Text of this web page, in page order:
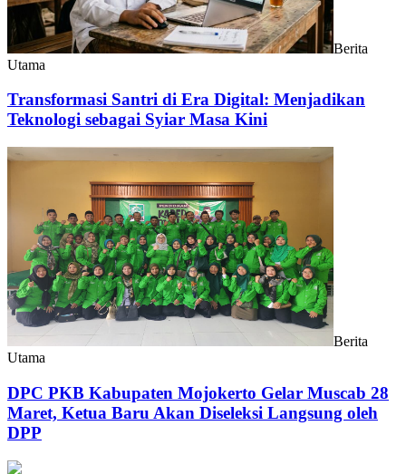
Berita
Utama
Transformasi Santri di Era Digital: Menjadikan
Teknologi sebagai Syiar Masa Kini
Berita
Utama
DPC PKB Kabupaten Mojokerto Gelar Muscab 28
Maret, Ketua Baru Akan Diseleksi Langsung oleh
DPP